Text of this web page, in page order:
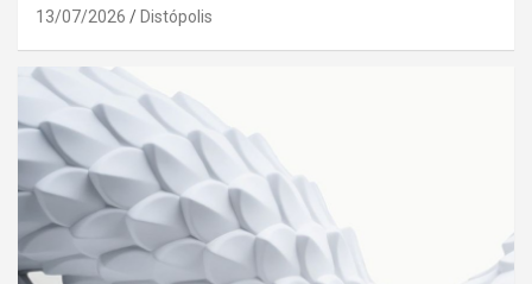
13/07/2026 Distópolis